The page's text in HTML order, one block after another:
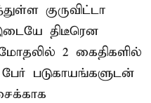
குருவிட்டா
திடீரென
2 கைதிகளில்
படுகாயங்களுடன்